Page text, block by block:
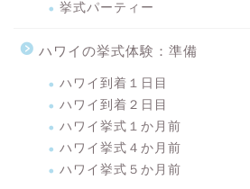
挙式パーティー
ハワイの挙式体験：準備
ハワイ到着１日目
ハワイ到着２日目
ハワイ挙式１か月前
ハワイ挙式４か月前
ハワイ挙式５か月前